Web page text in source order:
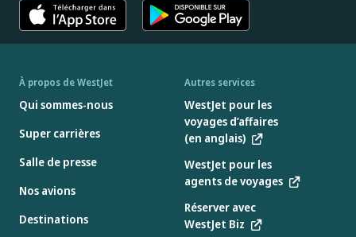
À propos de WestJet
Qui sommes-nous
Super carrières
Salle de presse
Nos avions
Destinations
Autres services
WestJet pour les
voyages d’affaires
(en anglais)
WestJet pour les
agents de voyages
Réserver avec
WestJet Biz